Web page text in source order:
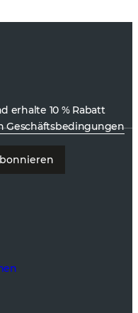
erhalte 10 % Rabatt
Geschäftsbedingungen